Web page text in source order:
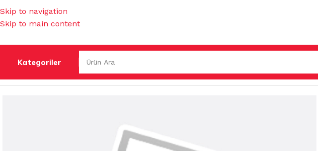
Skip to navigation
Skip to main content
Kategoriler
GIDA ÜRÜNLERİ/ÇAYLAR/LİPTON EARLY GREY DEMLİK POŞET ÇAY 48Lİ